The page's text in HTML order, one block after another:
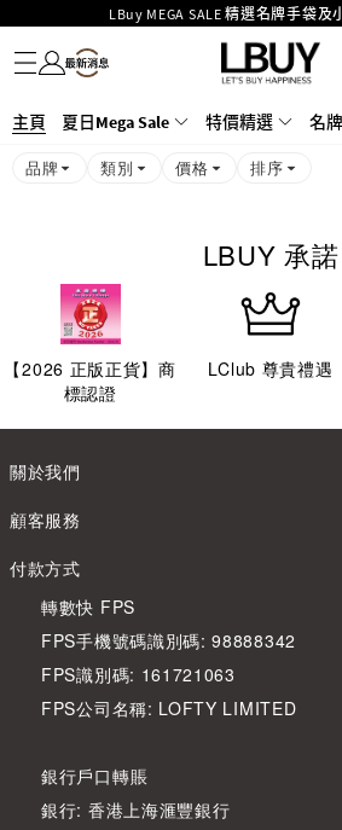
LBuy MEGA SALE 精選名牌手袋及
Goyard Hobo / Hobo Mini人氣限量特別
LBuy呈獻 - Hermès 及 Chanel 手袋及首飾
426號舖！
MOKO 1樓175號鋪旗艦店特設名牌
購物滿HKD500即享免運
名牌服飾
潮流服飾
童裝
護膚美妝
香水香薰
個人護理
母嬰護理
遊戲及精品玩具
文儀用品
家居生活
電子產品
美食
醫藥保健
運動與戶外用品
主頁 夏日Mega Sale 特價精選 名
品牌 類別 價格 排序
LBUY 承諾
【2026 正版正貨】商
標認證
LClub 尊貴禮遇
關於我們
顧客服務
付款方式
轉數快 FPS
FPS手機號碼識別碼: 98888342
FPS識別碼: 161721063
FPS公司名稱: LOFTY LIMITED
銀行戶口轉賬
銀行: 香港上海滙豐銀行